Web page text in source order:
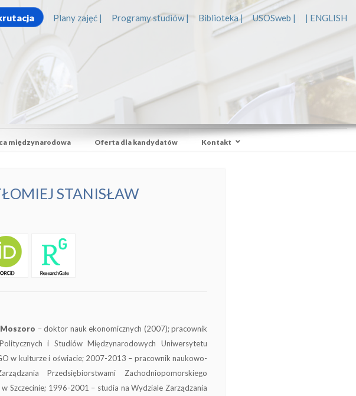
Plany zajęć | Programy studiów | Biblioteka | USOSweb | | ENGLISH
międzynarodowa Oferta dla kandydatów Kontakt
STANISŁAW
– doktor nauk ekonomicznych (2007); pracownik
i Studiów Międzynarodowych Uniwersytetu
w kulturze i oświacie; 2007-2013 – pracownik naukowo-
Przedsiębiorstwami Zachodniopomorskiego
Szczecinie; 1996-2001 – studia na Wydziale Zarządzania